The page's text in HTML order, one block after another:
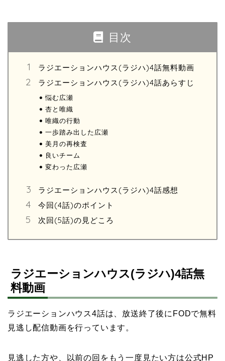
目次
ラジエーションハウス(ラジハ)4話無料動画
ラジエーションハウス(ラジハ)4話あらすじ
悩む広瀬
杏と唯織
唯織の行動
一歩踏み出した広瀬
美月の再検査
良いチーム
変わった広瀬
ラジエーションハウス(ラジハ)4話感想
今回(4話)のポイント
次回(5話)の見どころ
ラジエーションハウス(ラジハ)4話無
料動画
ラジエーションハウス4話は、放送終了後にFODで無料
見逃し配信動画を行っています。
見逃した方や、以前の回をもう一度見たい方は公式HP